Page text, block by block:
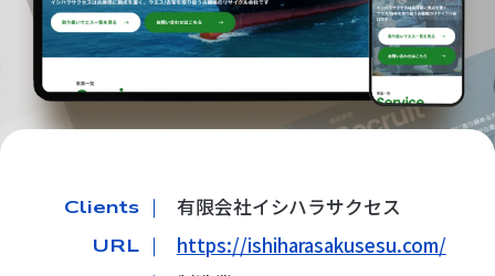
Clients ｜ 有限会社イシハラサクセス
URL ｜ https://ishiharasakusesu.com/